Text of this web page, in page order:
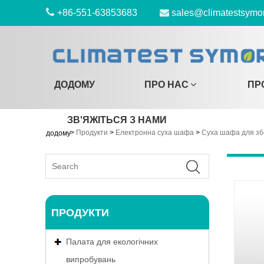
+86-551-63853683
ДОДОМУ ПРО НАС
ЗВ'ЯЖІТЬСЯ З НАМИ
додому> Продукти > Електронна суха шафа > Суха шафа для
ПРОДУКТИ
Палата для екологічних
випробувань